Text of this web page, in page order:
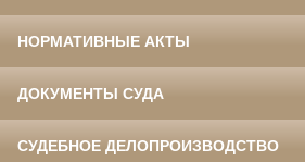
НОРМАТИВНЫЕ АКТЫ
ДОКУМЕНТЫ СУДА
СУДЕБНОЕ ДЕЛОПРОИЗВОДСТВО